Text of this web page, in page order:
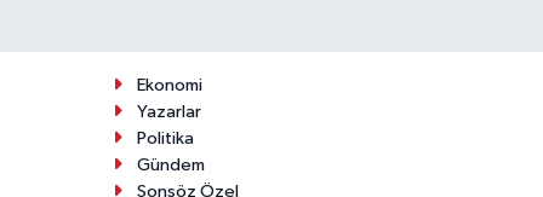
Ekonomi
Yazarlar
Politika
Gündem
Sonsöz Özel